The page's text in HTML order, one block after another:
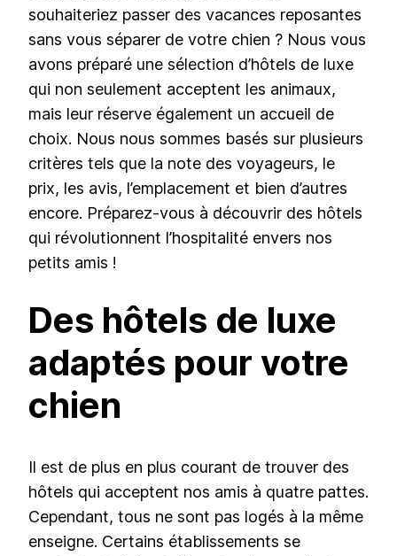
souhaiteriez passer des vacances reposantes
sans vous séparer de votre chien ? Nous vous
avons préparé une sélection d’hôtels de luxe
qui non seulement acceptent les animaux,
mais leur réserve également un accueil de
choix. Nous nous sommes basés sur plusieurs
critères tels que la note des voyageurs, le
prix, les avis, l’emplacement et bien d’autres
encore. Préparez-vous à découvrir des hôtels
qui révolutionnent l’hospitalité envers nos
petits amis !
Des hôtels de luxe
adaptés pour votre
chien
Il est de plus en plus courant de trouver des
hôtels qui acceptent nos amis à quatre pattes.
Cependant, tous ne sont pas logés à la même
enseigne. Certains établissements se